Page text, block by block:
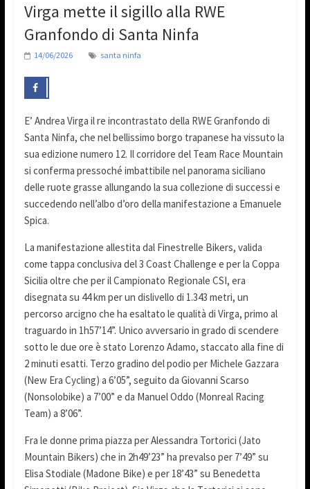
Virga mette il sigillo alla RWE
Granfondo di Santa Ninfa
14/06/2026 santa ninfa
E’ Andrea Virga il re incontrastato della RWE Granfondo di
Santa Ninfa, che nel bellissimo borgo trapanese ha vissuto la
sua edizione numero 12. Il corridore del Team Race Mountain
si conferma pressoché imbattibile nel panorama siciliano
delle ruote grasse allungando la sua collezione di successi e
succedendo nell’albo d’oro della manifestazione a Emanuele
Spica.
La manifestazione allestita dal Finestrelle Bikers, valida
come tappa conclusiva del 3 Coast Challenge e per la Coppa
Sicilia oltre che per il Campionato Regionale CSI, era
disegnata su 44 km per un dislivello di 1.343 metri, un
percorso arcigno che ha esaltato le qualità di Virga, primo al
traguardo in 1h57’14”. Unico avversario in grado di scendere
sotto le due ore è stato Lorenzo Adamo, staccato alla fine di
2 minuti esatti. Terzo gradino del podio per Michele Gazzara
(New Era Cycling) a 6’05”, seguito da Giovanni Scarso
(Nonsolobike) a 7’00” e da Manuel Oddo (Monreal Racing
Team) a 8’06”.
Fra le donne prima piazza per Alessandra Tortorici (Jato
Mountain Bikers) che in 2h49’23” ha prevalso per 7’49” su
Elisa Stodiale (Madone Bike) e per 18’43” su Benedetta